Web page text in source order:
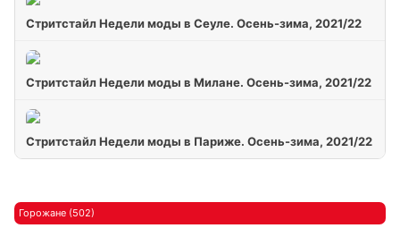
Стритстайл Недели моды в Сеуле. Осень-зима, 2021/22
Стритстайл Недели моды в Милане. Осень-зима, 2021/22
Стритстайл Недели моды в Париже. Осень-зима, 2021/22
Горожане (502)